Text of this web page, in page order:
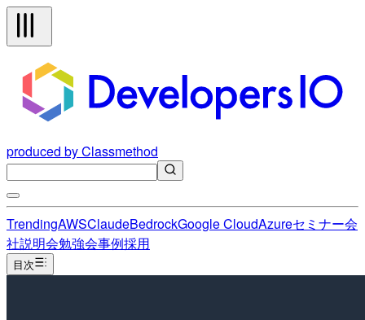
produced by Classmethod
TrendingAWSClaudeBedrockGoogle CloudAzureセミナー会
社説明会勉強会事例採用
目次